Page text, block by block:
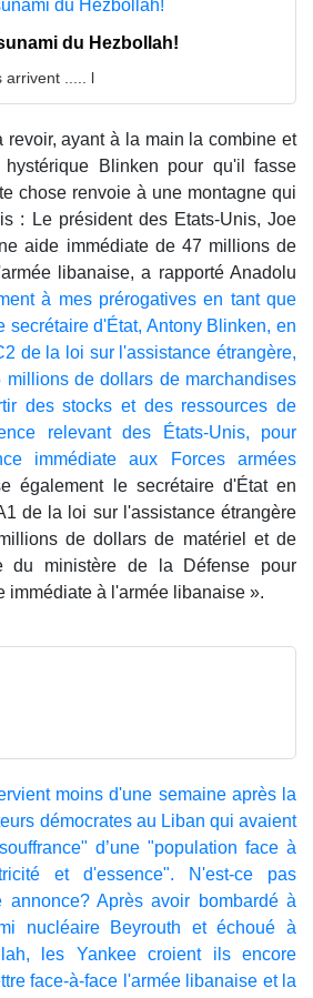
du Hezbollah!
arrivent ..... l
revoir, ayant à la main la combine et
hystérique Blinken pour qu'il fasse
chose renvoie à une montagne qui
: Le président des Etats-Unis, Joe
aide immédiate de 47 millions de
libanaise, a rapporté Anadolu
à mes prérogatives en tant que
secrétaire d'État, Antony Blinken, en
de la loi sur l'assistance étrangère,
de dollars de marchandises
des stocks et des ressources de
relevant des États-Unis, pour
immédiate aux Forces armées
également le secrétaire d'État en
de la loi sur l'assistance étrangère
de dollars de matériel et de
du ministère de la Défense pour
immédiate à l'armée libanaise ».
moins d'une semaine après la
démocrates au Liban qui avaient
d’une "population face à
et d'essence". N'est-ce pas
annonce? Après avoir bombardé à
nucléaire Beyrouth et échoué à
les Yankee croient ils encore
face-à-face l'armée libanaise et la